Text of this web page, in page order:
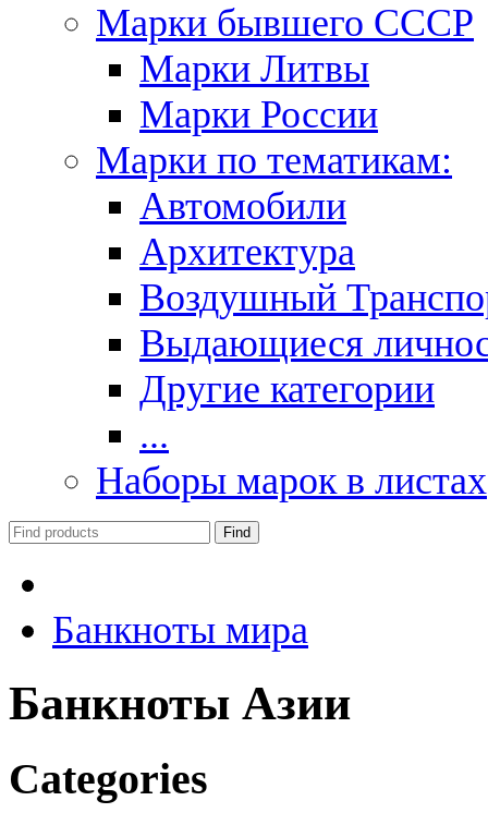
Марки бывшего СССР
Марки Литвы
Марки России
Марки по тематикам:
Автомобили
Архитектура
Воздушный
Выдающиеся
Другие категории
...
Наборы марок в листах
Банкноты мира
Банкноты Азии
Categories